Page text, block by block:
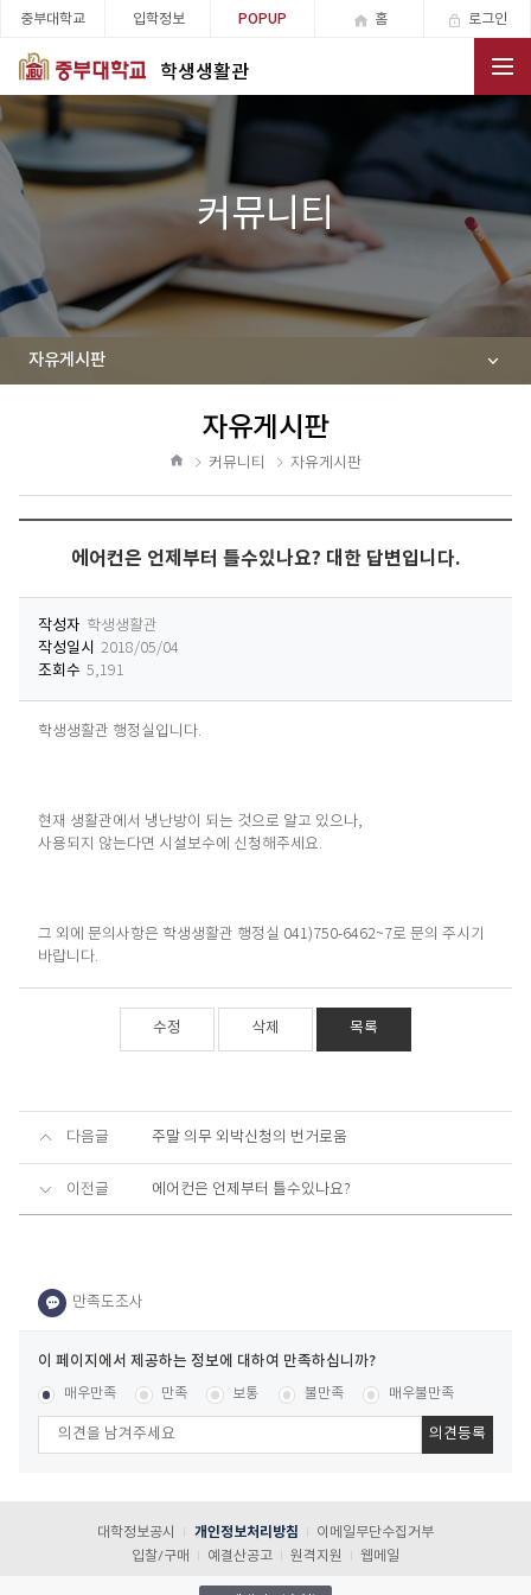
학생생활관
전체메뉴
중부대학교 입학정보 POPUP 홈 로그인
커뮤니티
자유게시판
자유게시판
커뮤니티 자유게시판
기
에어컨은 언제부터 틀수있나요? 대한 답변입니다.
작성자 학생생활관
작성일시 2018/05/04
조회수 5,191
학생생활관 행정실입니다.
현재 생활관에서 냉난방이 되는 것으로 알고 있으나,
사용되지 않는다면 시설보수에 신청해주세요.
그 외에 문의사항은 학생생활관 행정실 041)750-6462~7로 문의 주시기
바랍니다.
수정 삭제 목록
다음글 주말 의무 외박신청의 번거로움
이전글 에어컨은 언제부터 틀수있나요?
이
페
이
에
콘텐츠 만족도 조사 [평균 .00 점 / 24 명 참여]
매우만족 만족 보통 불만족 매우불만족
대학정보공시 개인정보처리방침
이메일무단수집거부
입찰/구매
예결산공고 원격지원
웹메일